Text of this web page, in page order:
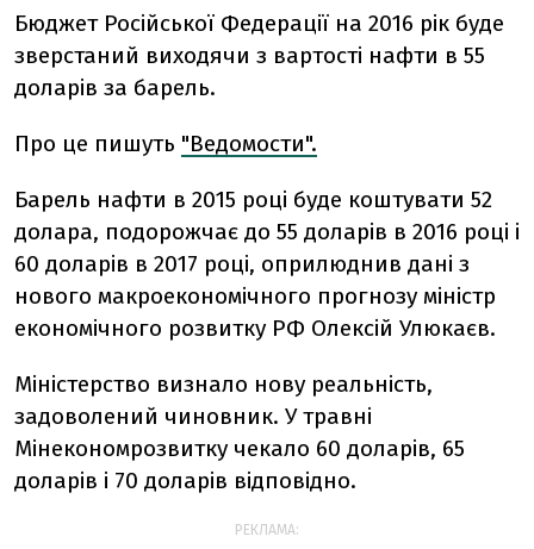
Бюджет Російської Федерації на 2016 рік буде
зверстаний виходячи з вартості нафти в 55
доларів за барель.
Про це пишуть "Ведомости".
Барель нафти в 2015 році буде коштувати 52
долара, подорожчає до 55 доларів в 2016 році і
60 доларів в 2017 році, оприлюднив дані з
нового макроекономічного прогнозу міністр
економічного розвитку РФ Олексій Улюкаєв.
Міністерство визнало нову реальність,
задоволений чиновник. У травні
Мінекономрозвитку чекало 60 доларів, 65
доларів і 70 доларів відповідно.
РЕКЛАМА: